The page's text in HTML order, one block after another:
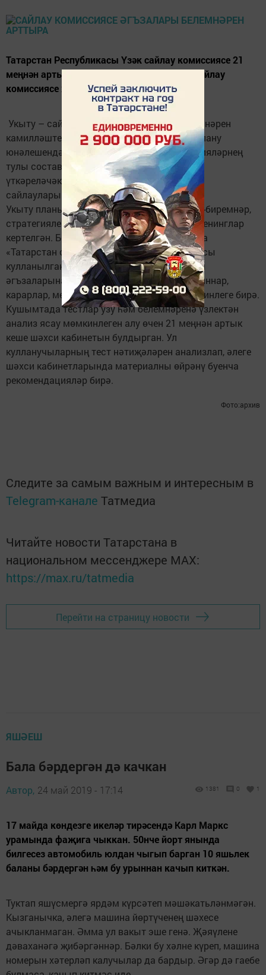
Татарстан Республикасы Үзәк сайлау комиссиясе 21
меңнән артык участок һәм территориаль сайлау
комиссиясе хезмәткәрләрен укытты.
Укыту – сайлау закончалыгы буенча белемнәрен
камилләштерү һәм аларны практикада куллану
юнәлешендә алып барылды. Әлеге комиссияләрнең
тулы составы, Республикада 8 сентябрьдә
үткәреләчәк, Дәүләт Советы депутатларын
сайлауларына җәлеп ителәчәк.
Укыту планына интерактив лекцияләр, кейс-биремнәр,
стратегияле сессияләр, эшлекле уен һәм тренинглар
кертелгән. Беренче тапкыр уку процессында
«Татарстан сайлаучысы» мобиль кушымтасы
кулланылган. Ул 24/7 режимында комиссия
әгъзаларына кирәкле документларга (законннар,
карарлар, методик материаллар) керү мөмкинлеге бирә.
Кушымтада тестлар узу һәм белемнәренә үзлектән
анализ ясау мөмкинлеген алу өчен 21 меңнән артык
кеше шәхси кабинетын булдырган. Ул
кулланучыларның тест нәтиҗәләрен анализлап, әлеге
шәхси кабинетларында материалны өйрәнү буенча
рекомендацияләр бирә.
Фото:архив
Следите за самым важным и интересным в
Telegram-канале Татмедиа
Читайте новости Татарстана в
национальном мессенджере MАХ:
https://max.ru/tatmedia
Перейти на страницу новости
ЯШӘЕШ
Бала бәрдергән дә качкан
Автор, 24 май 2019 - 17:14 1381 0 1
17 майда көндезге икеләр тирәсендә Карл Маркс
урамында фаҗига чыккан. 50нче йорт янында
билгесез автомобиль юлдан чыгып барган 10 яшьлек
баланы бәрдергән һәм бу урыннан качып киткән.
Туктап яшүсмергә ярдәм күрсәтеп мәшәкатьләнмәгән.
Кызганычка, әлегә машина йөртүченең шәхесе
ачыкланмаган. Әмма ул вакыт эше генә. Җәяүлене
дәваханәгә җибәргәннәр. Бәлки бу хәлне күреп, машина
номерын хәтерләп калучылар да бардыр. Әгәр дә гаебе